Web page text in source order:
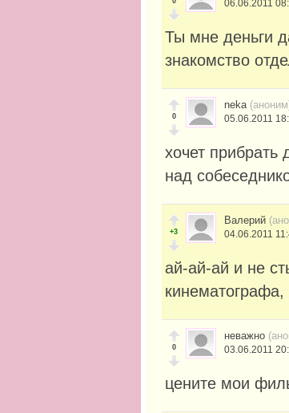
06.06.2011
Ты мне деньги
знакомство
0
neka
05.06.2011
хочет прибрать
над
+3
Валерий
04.06.2011
ай-ай-ай и не
0
неважно
03.06.2011
цените мои